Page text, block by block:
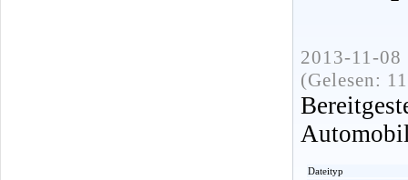
2013-11-
(Gelesen:
Dateityp